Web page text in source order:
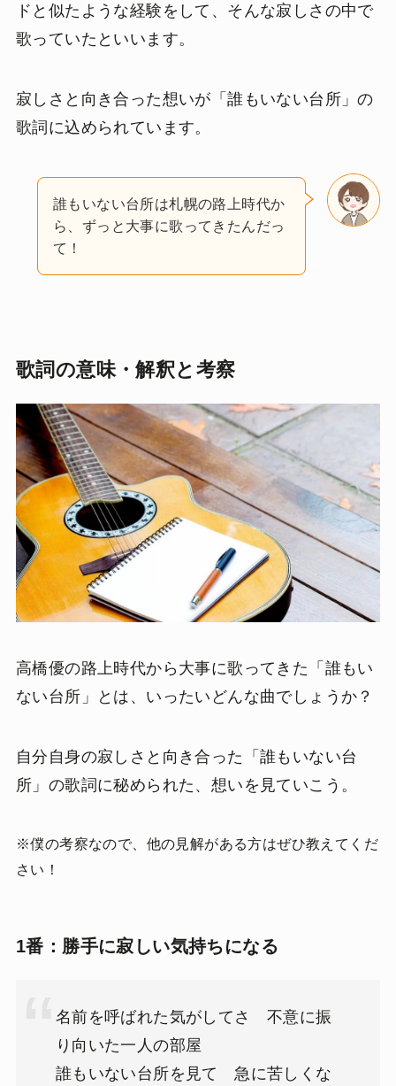
ドと似たような経験をして、そんな寂しさの中で
歌っていたといいます。
寂しさと向き合った想いが「誰もいない台所」の
歌詞に込められています。
誰もいない台所は札幌の路上時代か
ら、ずっと大事に歌ってきたんだっ
て！
歌詞の意味・解釈と考察
高橋優の路上時代から大事に歌ってきた「誰もい
ない台所」とは、いったいどんな曲でしょうか？
自分自身の寂しさと向き合った「誰もいない台
所」の歌詞に秘められた、想いを見ていこう。
※僕の考察なので、他の見解がある方はぜひ教えてくだ
さい！
1番：勝手に寂しい気持ちになる
名前を呼ばれた気がしてさ 不意に振
り向いた一人の部屋
誰もいない台所を見て 急に苦しくな